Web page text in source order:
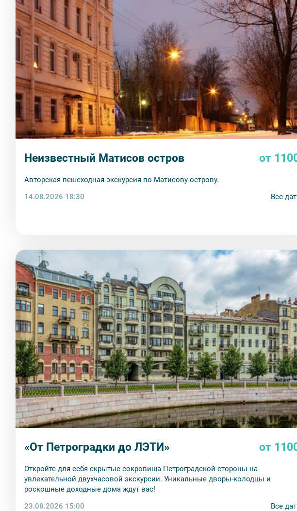
Неизвестный Матисов остров от
Авторская пешеходная экскурсия по Матисову острову.
14.08.2026 18:30
Все
«От Петроградки до ЛЭТИ» от
Откройте для себя скрытые сокровища Петроградской стороны на
увлекательной двухчасовой экскурсии. Уникальные дворы-колодцы и
роскошные доходные дома ждут вас!
23.08.2026 15:00
Все